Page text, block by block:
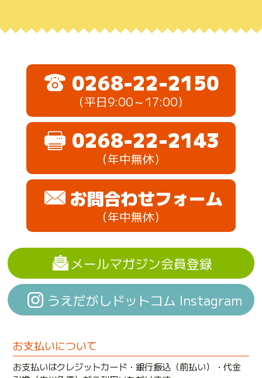
0268-22-2150
（平日9:00～17:00）
0268-22-2143
（年中無休）
お問合わせフォーム
（年中無休）
メールマガジン会員登録
うえだがしドットコム Instagram
お支払いについて
お支払いはクレジットカード・銀行振込（前払い）・代金